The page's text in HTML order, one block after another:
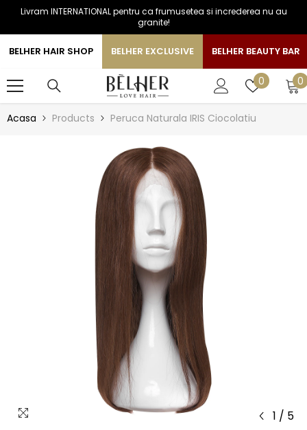
SARI LA CONTINUT
Livram INTERNATIONAL pentru ca frumusetea si increderea nu au
granite!
BELHER HAIR SHOP BELHER EXCLUSIVE BELHER BEAUTY BAR
0 Liste
00
Acasa Products Peruca Naturala IRIS Ciocolatiu
1 / 5